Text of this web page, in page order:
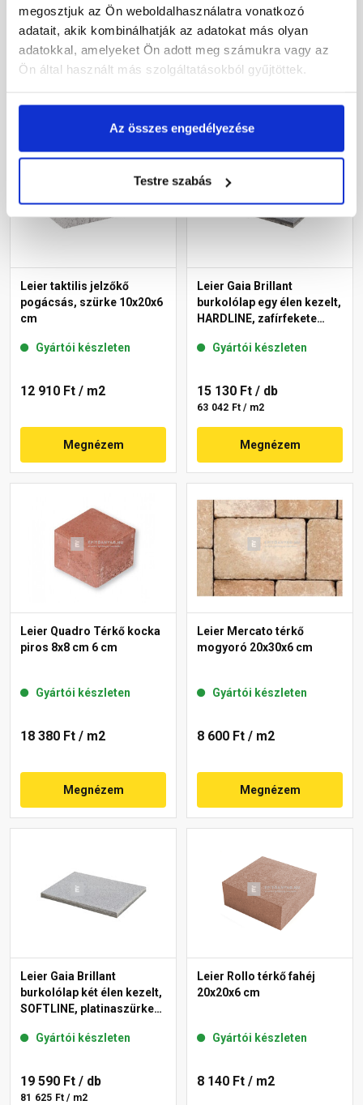
megosztjuk az Ön weboldalhasználatra vonatkozó
adatait, akik kombinálhatják az adatokat más olyan
adatokkal, amelyeket Ön adott meg számukra vagy az
Ön által használt más szolgáltatásokból gyűjtöttek.
Az összes engedélyezése
Testre szabás
Gyártói készleten
7 730 Ft/ m2 8 600 Ft/ m2
Leier taktilis jelzőkő
pogácsás, szürke 10x20x6
cm
Gyártói készleten
12 910 Ft / m2
Megnézem
Leier Gaia Brillant
burkolólap egy élen kezelt,
HARDLINE, zafírfekete
Gyártói készleten
15 130 Ft / db
63 042 Ft / m2
Megnézem
Leier Quadro Térkő kocka
piros 8x8 cm 6 cm
Gyártói készleten
18 380 Ft / m2
Megnézem
Leier Mercato térkő
mogyoró 20x30x6 cm
Gyártói készleten
8 600 Ft / m2
Megnézem
Leier Gaia Brillant
burkolólap két élen kezelt,
SOFTLINE, platinaszürke
Gyártói készleten
19 590 Ft / db
81 625 Ft / m2
Leier Rollo térkő fahéj
20x20x6 cm
Gyártói készleten
8 140 Ft / m2